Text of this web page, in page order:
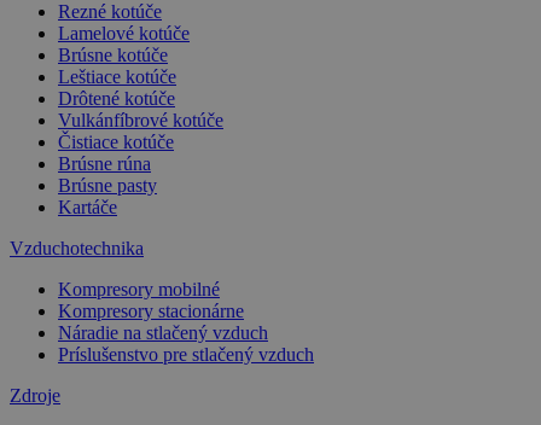
Rezné kotúče
Lamelové kotúče
Brúsne kotúče
Leštiace kotúče
Drôtené kotúče
Vulkánfíbrové kotúče
Čistiace kotúče
Brúsne rúna
Brúsne pasty
Kartáče
Vzduchotechnika
Kompresory mobilné
Kompresory stacionárne
Náradie na stlačený vzduch
Príslušenstvo pre stlačený vzduch
Zdroje